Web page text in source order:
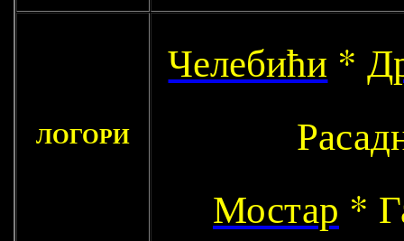
ЛОГОРИ
Челебићи *
Мостар *